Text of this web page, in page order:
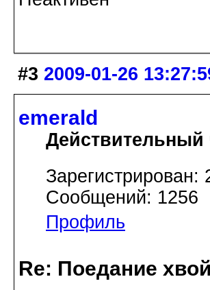
#3 2009-01-26
emerald
Действительный
Зарегистрирован:
Сообщений: 1256
Профиль
Re: Поедание